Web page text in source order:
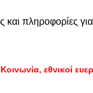
πληροφορίες
Κοινωνία εθνικοί